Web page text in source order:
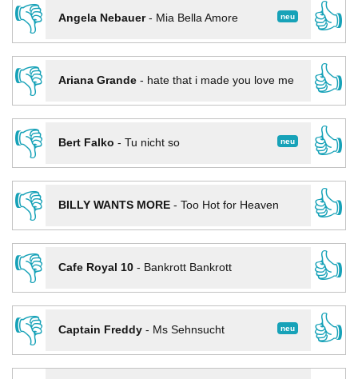
👎 neu
Angela Nebauer- Mia Bella Amore
👍
👎
Ariana Grande- hate that i made you love me
👍
👎
neu
Bert Falko - Tu nicht so
👍
👎
BILLY WANTS MORE- Too Hot for Heaven
👍
👎
Cafe Royal 10- Bankrott Bankrott
👍
👎
neu
Captain Freddy- Ms Sehnsucht
👍